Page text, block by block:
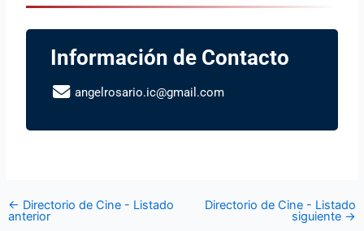
Información de Contacto
angelrosario.ic@gmail.com
← Directorio de Cine - Listado
anterior
Directorio de Cine - Listado
siguiente →